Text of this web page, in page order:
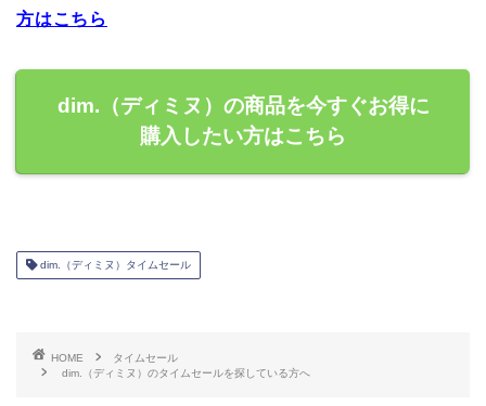
方はこちら
dim.（ディミヌ）の商品を今すぐお得に
購入したい方はこちら
dim.（ディミヌ）タイムセール
HOME
タイムセール
dim.（ディミヌ）のタイムセールを探している方へ